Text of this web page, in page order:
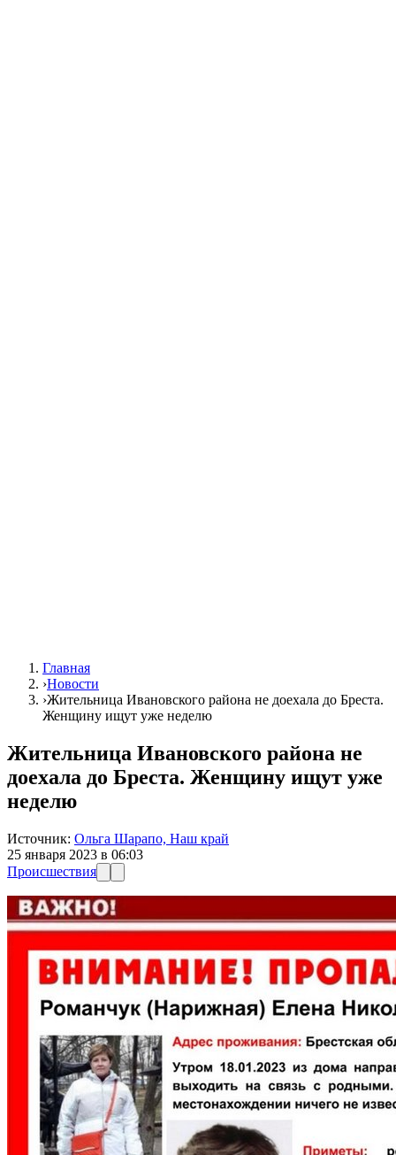
Главная
›Новости
›Жительница Ивановского района не доехала до Бреста.
Женщину ищут уже неделю
Жительница Ивановского района не
доехала до Бреста. Женщину ищут уже
неделю
Источник: Ольга Шарапо, Наш край
25 января 2023 в 06:03
Происшествия